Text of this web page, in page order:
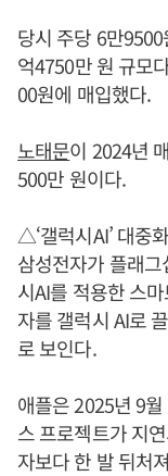
당시 주당 6만
억4750만 원 규모
00원에 매입했다.
노태문이 2024년
500만 원이다.
△‘갤럭시AI’ 대중
삼성전자가 플래
시AI를 적용한 스
자를 갤럭시 AI로
로 보인다.
애플은 2025년 9
스 프로젝트가 지
자보다 한 발 뒤처